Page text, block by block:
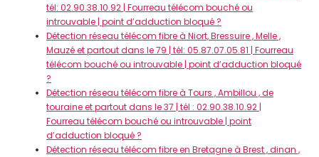
tél: 02.90.38.10.92 | Fourreau télécom bouché ou
introuvable | point d’adduction bloqué ?
Détection réseau télécom fibre à Niort, Bressuire , Melle ,
Mauzé et partout dans le 79 | tél: 05.87.07.05.81 | Fourreau
télécom bouché ou introuvable | point d’adduction bloqué
?
Détection réseau télécom fibre à Tours , Ambillou , de
touraine et partout dans le 37 | tél : 02.90.38.10.92 |
Fourreau télécom bouché ou introuvable | point
d’adduction bloqué ?
Détection réseau télécom fibre en Bretagne à Brest , dinan ,